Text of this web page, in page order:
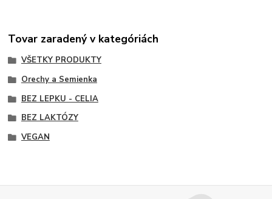
Tovar zaradený v kategóriách
VŠETKY PRODUKTY
Orechy a Semienka
BEZ LEPKU - CELIA
BEZ LAKTÓZY
VEGAN